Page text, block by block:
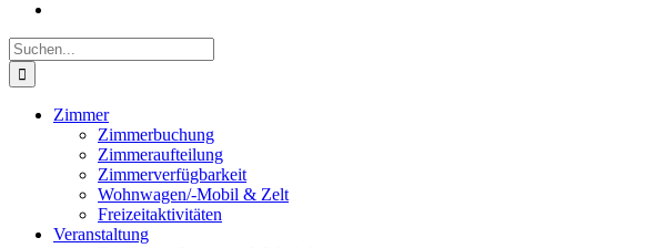
Suche
nach:
Zimmer
Zimmerbuchung
Zimmeraufteilung
Zimmerverfügbarkeit
Wohnwagen/-Mobil & Zelt
Freizeitaktivitäten
Veranstaltung